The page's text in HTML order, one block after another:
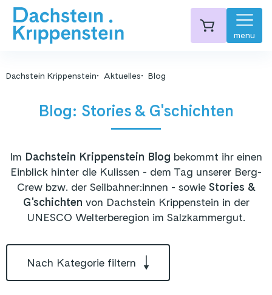
menu
Dachstein Krippenstein Aktuelles Blog
Blog: Stories & G'schichten
Im Dachstein Krippenstein Blog bekommt ihr einen
Einblick hinter die Kulissen - dem Tag unserer Berg-
Crew bzw. der Seilbahner:innen - sowie Stories &
G'schichten von Dachstein Krippenstein in der
UNESCO Welterberegion im Salzkammergut.
Nach Kategorie filtern